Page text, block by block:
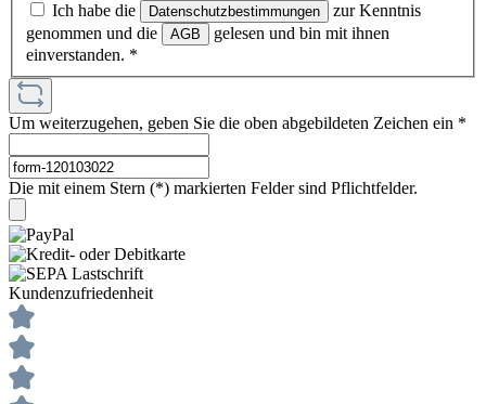
Ich habe die Datenschutzbestimmungen
zur Kenntnis
genommen und die
AGB
gelesen und bin mit ihnen
einverstanden. *
Um weiterzugehen, geben Sie die oben abgebildeten Zeichen ein *
Die mit einem Stern (*) markierten Felder sind Pflichtfelder.
Kundenzufriedenheit